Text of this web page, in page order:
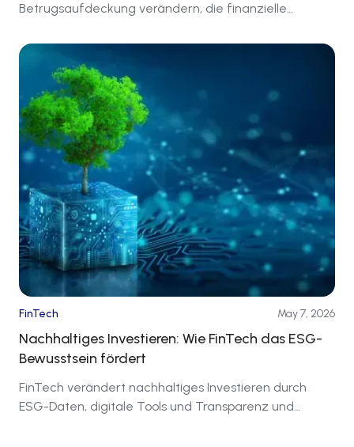
Betrugsaufdeckung verändern, die finanzielle
Finanzwelt gestalten.
FinTech May 7, 2026
Nachhaltiges Investieren: Wie FinTech das ESG-
Bewusstsein fördert
FinTech verändert nachhaltiges Investieren durch
ESG-Daten, digitale Tools und Transparenz und